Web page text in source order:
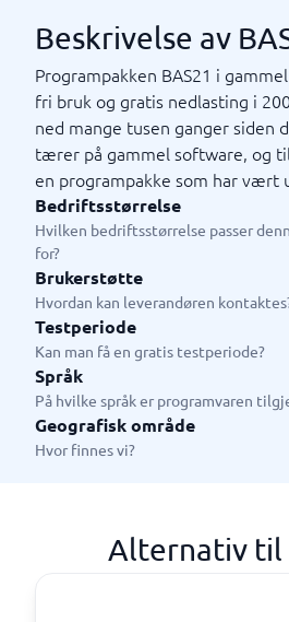
Beskrivelse av
Programpakken BAS21 i
fri bruk og gratis nedlasting i
ned mange tusen ganger siden
tærer på gammel software, og
en programpakke som har vært
Bedriftsstørrelse
Hvilken bedriftsstørrelse passer
for?
Brukerstøtte
Hvordan kan leverandøren
Testperiode
Kan man få en gratis testperiode?
Språk
På hvilke språk er programvaren
Geografisk område
Hvor finnes vi?
Alternativ til